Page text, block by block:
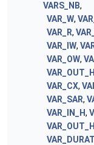
VARS_NB,
VAR_W,
VAR_R,
VAR_IW,
VAR_OW,
VAR_OUT_H
VAR_CX,
VAR_SAR,
VAR_IN_H,
VAR_OUT_H